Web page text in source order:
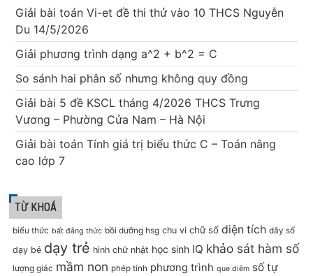
Giải bài toán Vi-et đề thi thử vào 10 THCS Nguyễn
Du 14/5/2026
Giải phương trình dạng a^2 + b^2 = C
So sánh hai phân số nhưng không quy đồng
Giải bài 5 đề KSCL tháng 4/2026 THCS Trưng
Vương – Phường Cửa Nam – Hà Nội
Giải bài toán Tính giá trị biểu thức C – Toán nâng
cao lớp 7
TỪ KHOÁ
biểu thức bất đẳng thức bồi dưỡng hsg chu vi chữ số diện tích dãy số
dạy bé dạy trẻ hình chữ nhật học sinh IQ khảo sát hàm số
lượng giác mầm non phép tính phương trình que diêm số tự